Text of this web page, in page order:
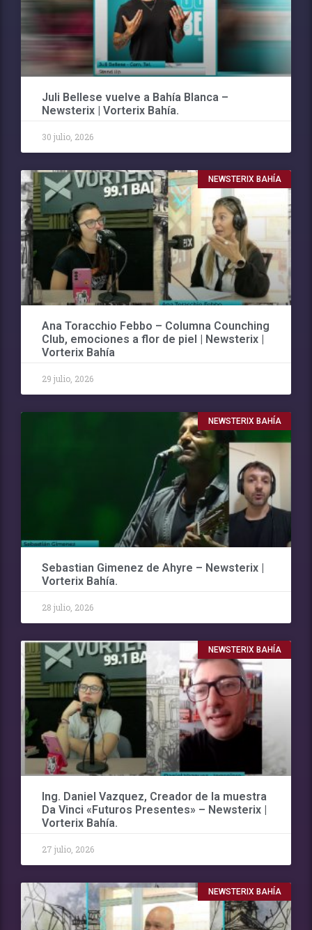
Juli Bellese vuelve a Bahía Blanca –
Newsterix | Vorterix Bahía.
30 julio, 2026
NEWSTERIX BAHÍA
Ana Toracchio Febbo – Columna Counching
Club, emociones a flor de piel | Newsterix |
Vorterix Bahía
29 julio, 2026
NEWSTERIX BAHÍA
Sebastian Gimenez de Ahyre – Newsterix |
Vorterix Bahía.
28 julio, 2026
NEWSTERIX BAHÍA
Ing. Daniel Vazquez, Creador de la muestra
Da Vinci «Futuros Presentes» – Newsterix |
Vorterix Bahía.
27 julio, 2026
NEWSTERIX BAHÍA